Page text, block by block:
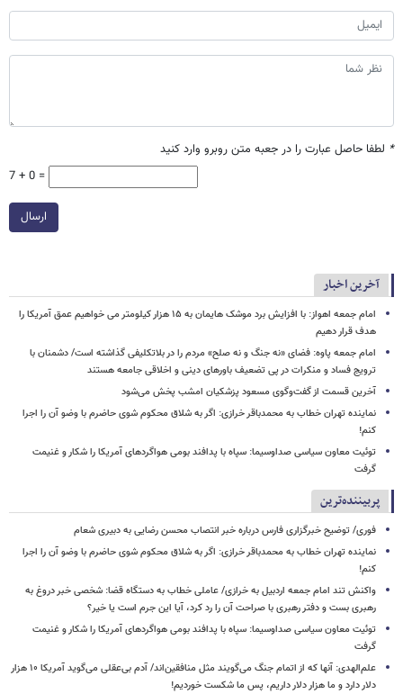
* لطفا حاصل عبارت را در جعبه متن روبرو وارد کنید
7 + 0 =
ارسال
آخرین اخبار
امام‌ جمعه اهواز: با افزایش برد موشک هایمان به ۱۵ هزار کیلومتر می خواهیم عمق آمریکا را
هدف قرار دهیم
امام جمعه پاوه: فضای «نه جنگ و نه صلح» مردم را در بلاتکلیفی گذاشته است/ دشمنان با
ترویج فساد و منکرات در پی تضعیف باورهای دینی و اخلاقی جامعه هستند
آخرین قسمت از گفت‌وگوی مسعود پزشکیان امشب پخش می‌شود
نماینده تهران خطاب به محمدباقر خرازی: اگر به شلاق محکوم شوی حاضرم با وضو آن را اجرا
کنم!
توئیت معاون سیاسی صداوسیما: سپاه با پدافند بومی هواگردهای آمریکا را شکار و غنیمت
گرفت
پربیننده‌ترین
فوری/ توضیح خبرگزاری فارس درباره خبر انتصاب محسن رضایی به دبیری شعام
نماینده تهران خطاب به محمدباقر خرازی: اگر به شلاق محکوم شوی حاضرم با وضو آن را اجرا
کنم!
واکنش تند امام جمعه اردبیل به خرازی/ عاملی خطاب به دستگاه قضا: شخصی خبر دروغ به
رهبری بست و دفتر رهبری با صراحت آن را رد کرد، آیا این جرم است یا خیر؟
توئیت معاون سیاسی صداوسیما: سپاه با پدافند بومی هواگردهای آمریکا را شکار و غنیمت
گرفت
علم‌الهدی: آنها که از اتمام جنگ می‌گویند مثل منافقین‌اند/ آدم بی‌عقلی می‌گوید آمریکا ۱۰ هزار
دلار دارد و ما هزار دلار داریم، پس ما شکست خوردیم!